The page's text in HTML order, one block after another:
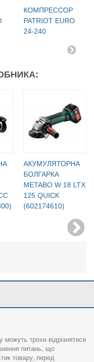
КОМПРЕССОР
PATRIOT EURO
24-240
АКУМУЛЯТОРНА
БОЛГАРКА
METABO W 18 LTX
125 QUICK
(602174610)
можуть трохи відрізнятися
питань, що
товару, перед